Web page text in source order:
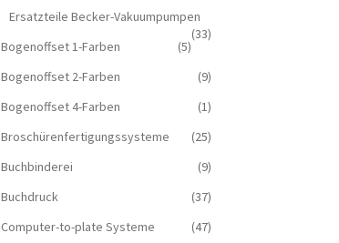
Ersatzteile Becker-Vakuumpumpen
(33)
Bogenoffset 1-Farben
(5)
Bogenoffset 2-Farben
(9)
Bogenoffset 4-Farben
(1)
Broschürenfertigungssysteme
(25)
Buchbinderei
(9)
Buchdruck
(37)
Computer-to-plate Systeme
(47)